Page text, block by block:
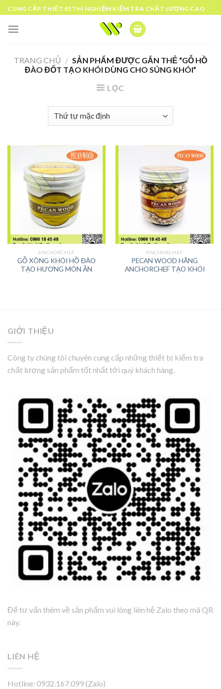
Skip
to
content
CUNG CẤP THIẾT BỊ THÍ NGHIỆM KIỂM TRA CHẤT LƯỢNG CAO
TRANG CHỦ / SẢN PHẨM ĐƯỢC GẮN THẺ “GỖ HỒ
ĐÀO ĐỐT TẠO KHÓI DÙNG CHO SÚNG KHÓI”
LỌC
ANCHORCHEF
GỖ XÔNG KHÓI HỒ ĐÀO
TẠO HƯƠNG MÓN ĂN
ANCHORCHEF
PECAN WOOD HÃNG
ANCHORCHEF TẠO KHÓI
GIỚI THIỆU
Công ty chúng tôi chuyên cung cấp những thiết bị kiểm tra
chất lượng sản phẩm tốt nhất tới quý khách hàng.
Để tư vấn thêm về sản phẩm vui lòng liên hệ Zalo theo mã QR
này.
LIÊN HỆ
Hotline: 0932.167.099 (Zalo)